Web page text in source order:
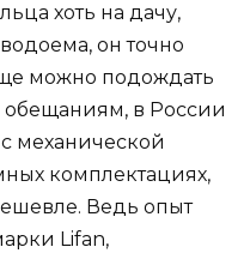
хоть на дачу,
он точно
можно подождать
обещаниям, в России
механической
комплектациях,
Ведь опыт
Lifan,